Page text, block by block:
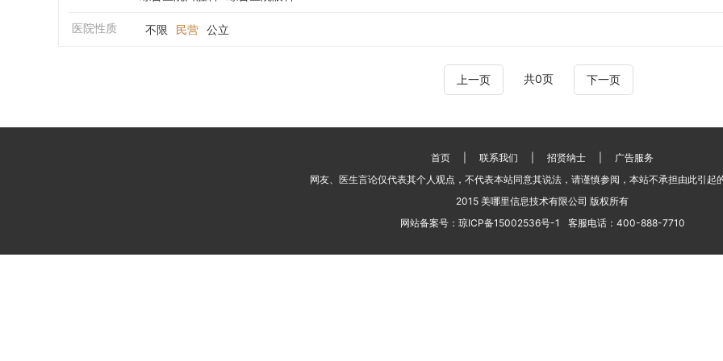
医院性质 不限 民营 公立
上一页 共0页 下一页
首页 联系我们 招贤纳士
广告服务
网友、医生言论仅代表其个人观点，不代表本站同意其说法，请谨慎参阅，本站不承担由此引起
2015 美哪里信息技术有限公司 版权所有
网站备案号： 琼ICP备15002536号-1 客服电话： 400-888-7710